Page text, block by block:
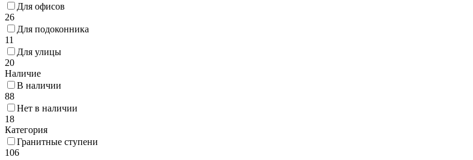
Для офисов
26
Для подоконника
11
Для улицы
20
Наличие
В наличии
88
Нет в наличии
18
Категория
Гранитные ступени
106